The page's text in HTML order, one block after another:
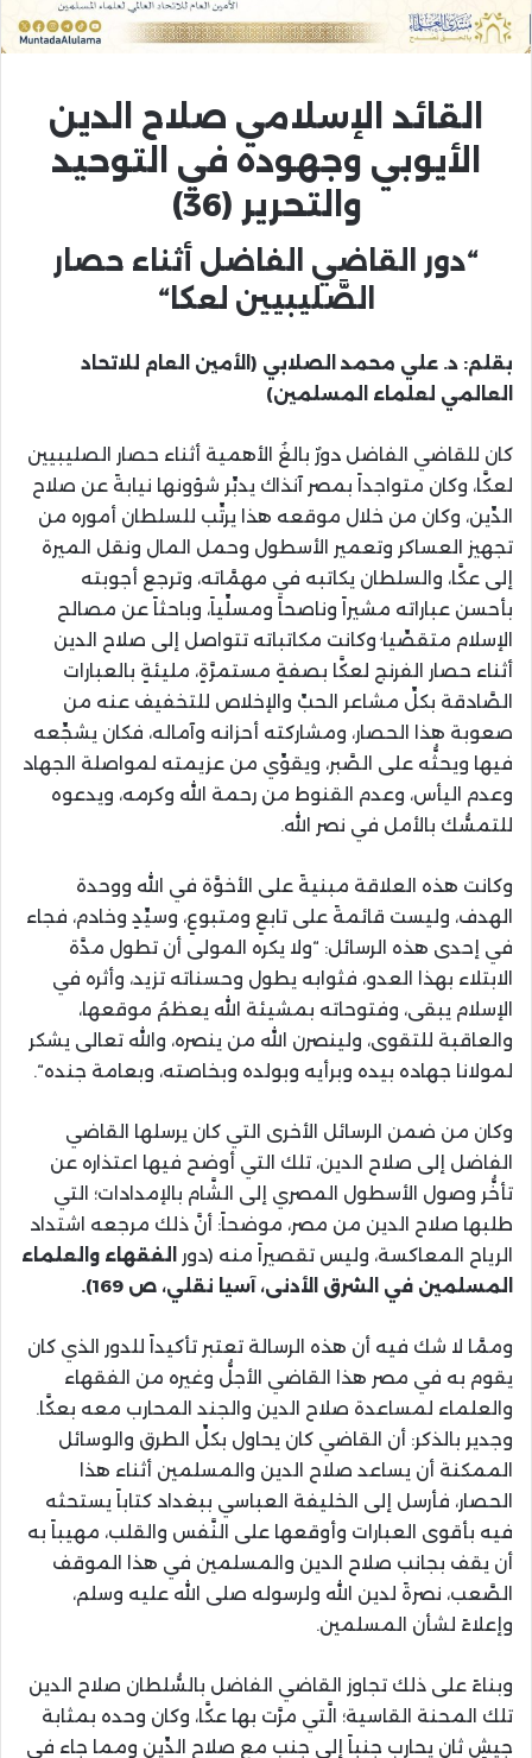
القائد الإسلامي صلاح الدين
الأيوبي وجهوده في التوحيد
والتحرير (36)
“دور القاضي الفاضل أثناء حصار
الصَّليبيين لعكا“
بقلم: د. علي محمد الصلابي ( الأمين العام للاتحاد
العالمي لعلماء المسلمين)
كان للقاضي الفاضل دورٌ بالغُ الأهمية أثناء حصار الصليبيين
لعكَّا، وكان متواجداً بمصر آنذاك يدبِّر شؤونها نيابةً عن صلاح
الدِّين، وكان من خلال موقعه هذا يرتِّب للسلطان أموره من
تجهيز العساكر وتعمير الأسطول وحمل المال ونقل الميرة
إلى عكَّا، والسلطان يكاتبه في مهمَّاته، وترجع أجوبته
بأحسن عباراته مشيراً وناصحاً ومسلِّياً، وباحثاً عن مصالح
الإسلام متقصِّيا، وكانت مكاتباته تتواصل إلى صلاح الدين
أثناء حصار الفرنج لعكَّا بصفةٍ مستمرَّةٍ، مليئةٍ بالعبارات
الصَّادقة بكلِّ مشاعر الحبِّ والإخلاص للتخفيف عنه من
صعوبة هذا الحصار، ومشاركته أحزانه وآماله، فكان يشجِّعه
فيها ويحثُّه على الصَّبر، ويقوِّي من عزيمته لمواصلة الجهاد
وعدم اليأس، وعدم القنوط من رحمة الله وكرمه، ويدعوه
للتمسُّك بالأمل في نصر الله.
وكانت هذه العلاقة مبنيةً على الأخوَّة في الله ووحدة
الهدف، وليست قائمةً على تابعٍ ومتبوعٍ، وسيِّدٍ وخادم، فجاء
في إحدى هذه الرسائل:
“ولا يكره المولى أن تطول مدَّة
الابتلاء بهذا العدو، فثوابه يطول وحسناته تزيد، وأثره في
الإسلام يبقى، وفتوحاته بمشيئة الله يعظمُ موقعها،
والعاقبة للتقوى، ولينصرن الله من ينصره، والله تعالى يشكر
لمولانا جهاده بيده وبرأيه وبولده وبخاصته، وبعامة جنده“
.
وكان من ضمن الرسائل الأخرى التي كان يرسلها القاضي
الفاضل إلى صلاح الدين، تلك التي أوضح فيها اعتذاره عن
تأخُّر وصول الأسطول المصري إلى الشَّام بالإمدادات؛ التي
طلبها صلاح الدين من مصر، موضحاً: أنَّ ذلك مرجعه اشتداد
الرياح المعاكسة، وليس تقصيراً منه (دور
الفقهاء والعلماء
المسلمين في الشرق الأدنى، آسيا نقلي، ص 169)
.
وممَّا لا شك فيه أن هذه الرسالة تعتبر تأكيداً للدور الذي كان
يقوم به في مصر هذا القاضي الأجلُّ وغيره من الفقهاء
والعلماء لمساعدة صلاح الدين والجند المحارب معه بعكَّا.
وجدير بالذكر: أن القاضي كان يحاول بكلِّ الطرق والوسائل
الممكنة أن يساعد صلاح الدين والمسلمين أثناء هذا
الحصار، فأرسل إلى الخليفة العباسي ببغداد كتاباً يستحثه
فيه بأقوى العبارات وأوقعها على النَّفس والقلب، مهيباً به
أن يقف بجانب صلاح الدين والمسلمين في هذا الموقف
الصَّعب، نصرةً لدين الله ولرسوله صلى الله عليه وسلم،
وإعلاءً لشأن المسلمين.
وبناءً على ذلك تجاوز القاضي الفاضل بالسُّلطان صلاح الدين
تلك المحنة القاسية؛ الَّتي مرَّت بها عكَّا، وكان وحده بمثابة
جيشٍ ثانٍ يحارب جنباً إلى جنب مع صلاح الدِّين ومما جاء في